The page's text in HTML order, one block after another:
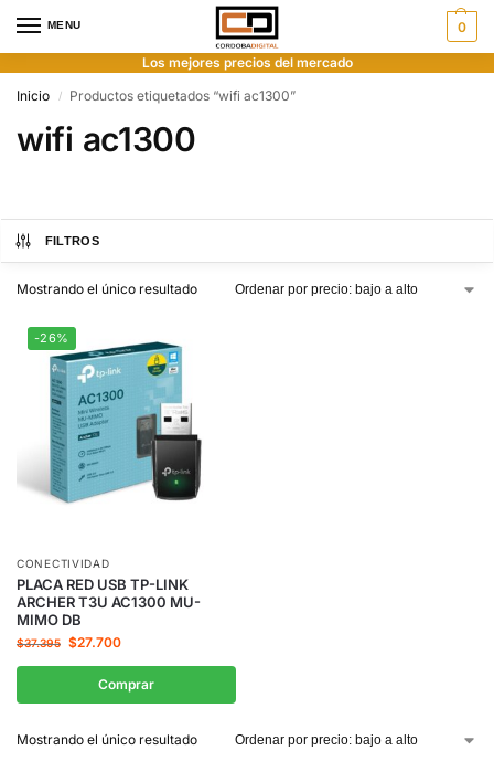
MENU 0
Los mejores precios del mercado
Inicio
/ Productos etiquetados “wifi ac1300”
wifi ac1300
FILTROS
Mostrando el único resultado
-26%
CONECTIVIDAD
PLACA RED USB TP-LINK
ARCHER T3U AC1300 MU-
MIMO DB
$37.395 $27.700
Comprar
Mostrando el único resultado